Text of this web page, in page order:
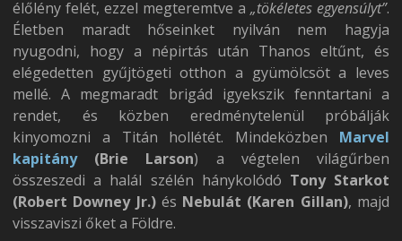
élőlény felét, ezzel megteremtve a „tökéletes egyensúlyt”.
Életben maradt hőseinket nyilván nem hagyja
nyugodni, hogy a népirtás után Thanos eltűnt, és
elégedetten gyűjtögeti otthon a gyümölcsöt a leves
mellé. A megmaradt brigád igyekszik fenntartani a
rendet, és közben eredménytelenül próbálják
kinyomozni a Titán hollétét. Mindeközben Marvel
kapitány(Brie Larson) a végtelen világűrben
összeszedi a halál szélén hánykolódó Tony Starkot
(Robert Downey Jr.)és Nebulát (Karen Gillan), majd
visszaviszi őket a Földre.